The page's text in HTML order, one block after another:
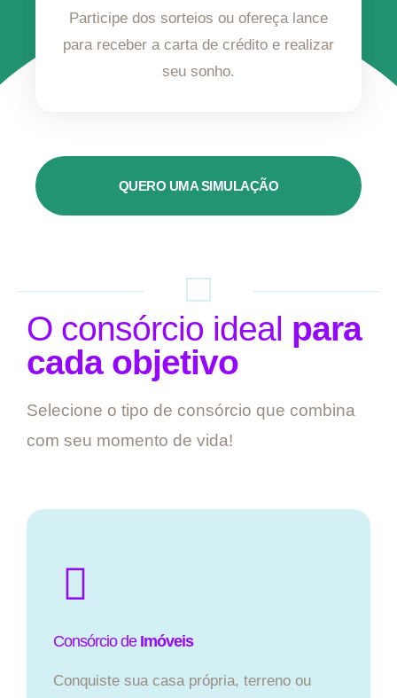
Participe dos sorteios ou ofereça lance
para receber a carta de crédito e realizar
seu sonho.
QUERO UMA SIMULAÇÃO
O consórcio ideal para
cada objetivo
Selecione o tipo de consórcio que combina
com seu momento de vida!
Consórcio de Imóveis
Conquiste sua casa própria, terreno ou